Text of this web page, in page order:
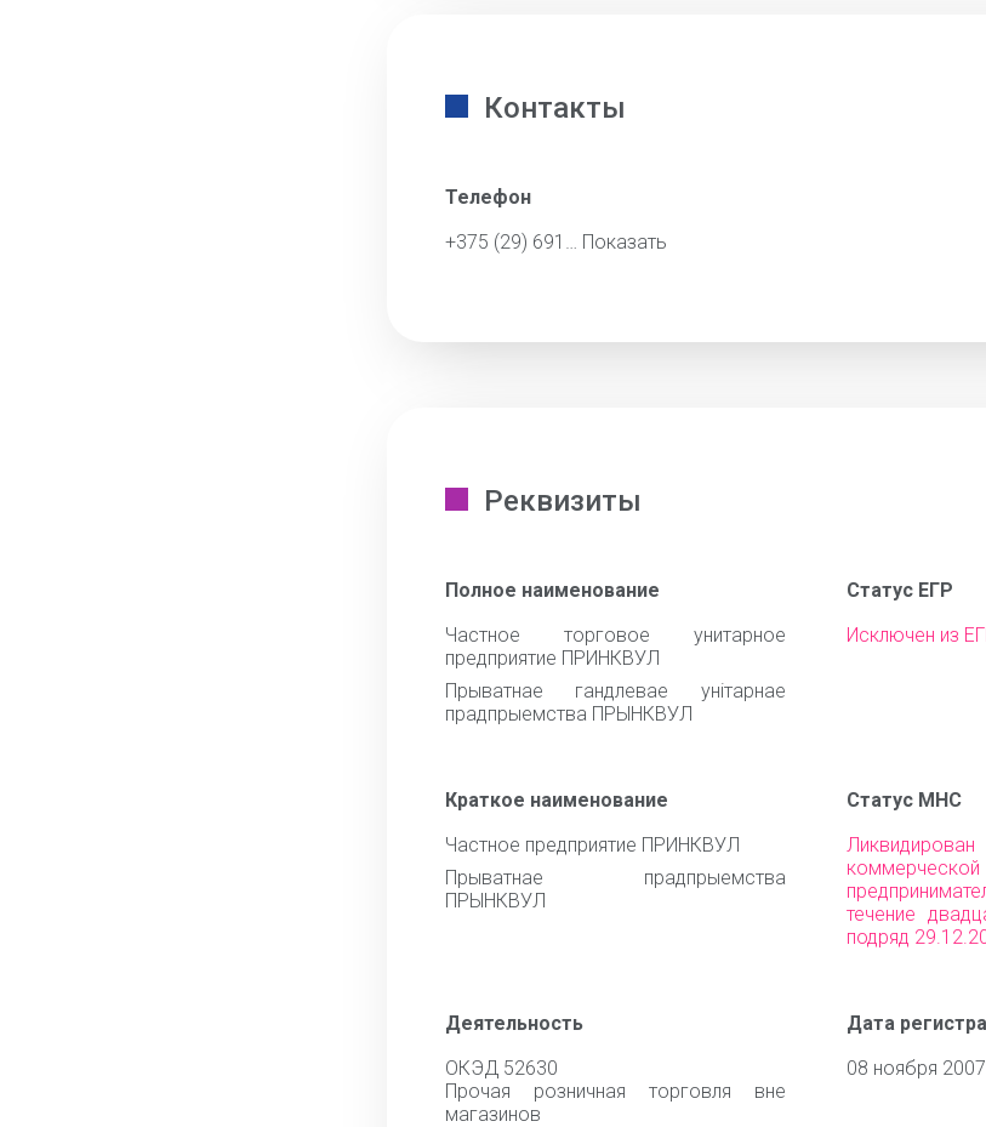
Контакты
Телефон
+375 (29) 691… Показать
Реквизиты
Полное наименование
Частное торговое унитарное
предприятие ПРИНКВУЛ
Прыватнае гандлевае унiтарнае
прадпрыемства ПРЫНКВУЛ
Статус ЕГР
Исключен из
Краткое наименование
Частное предприятие ПРИНКВУЛ
Прыватнае прадпрыемства
ПРЫНКВУЛ
Статус МНС
течение
подряд
Деятельность
ОКЭД 52630
Прочая розничная торговля вне
магазинов
Дата
08 ноября 2007